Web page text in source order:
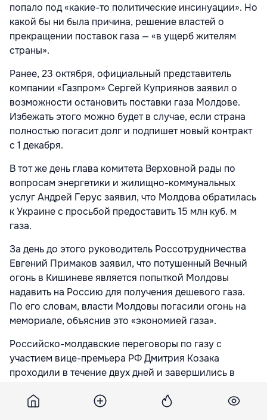
попало под «какие-то политические инсинуации». Но
какой бы ни была причина, решение властей о
прекращении поставок газа — «в ущерб жителям
страны».
Ранее, 23 октября, официальный представитель
компании «Газпром» Сергей Куприянов заявил о
возможности остановить поставки газа Молдове.
Избежать этого можно будет в случае, если страна
полностью погасит долг и подпишет новый контракт
с 1 декабря.
В тот же день глава комитета Верховной рады по
вопросам энергетики и жилищно-коммунальных
услуг Андрей Герус заявил, что Молдова обратилась
к Украине с просьбой предоставить 15 млн куб. м
газа.
За день до этого руководитель Россотрудничества
Евгений Примаков заявил, что потушенный Вечный
огонь в Кишиневе является попыткой Молдовы
надавить на Россию для получения дешевого газа.
По его словам, власти Молдовы погасили огонь на
мемориале, объяснив это «экономией газа».
Российско-молдавские переговоры по газу с
участием вице-премьера РФ Дмитрия Козака
проходили в течение двух дней и завершились в
сторона предложила скидку в размере 25%.